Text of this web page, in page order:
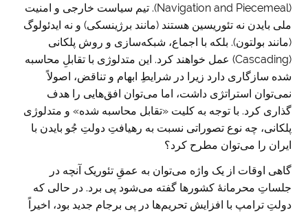
(Navigation and Piecemeal). تیم سیاست خارجی و امنیت
ملی بایدن نه تئوریسین هستند (مانند برژینسکی) و نه ایدئولوگ
(مانند بولتون). بلکه با اجماع، شبکه‌سازی و روش پلکانی
(Cascading) عمل خواهند کرد. این متدلوژی با تقابلِ محاسبه
شده سازگاری دارد زیرا در شرایطِ ابهام و تناقض، اصولاً
نمی‌توان استراتژی داشت، اما می‌توان افق‌هایی را هدف
گذاری کرد. با توجه به کلیت «تقابل محاسبه شده» و متدلوژی
پلکانی، چه نوع تصوراتی نسبت به رهیافتِ دولتِ جُو بایدن با
ایران را می‌توان مطرح کرد؟
گاهی اوقات از یک واژه می‌توان به عمقِ تئوریک آنچه در
جلساتِ محرمانۀ کشورها گفته می‌شود پی برد. در حالی که
دولتِ ترامپ با افزایشِ تحریم‌ها در پی برجامِ جدید بود، اخیراً